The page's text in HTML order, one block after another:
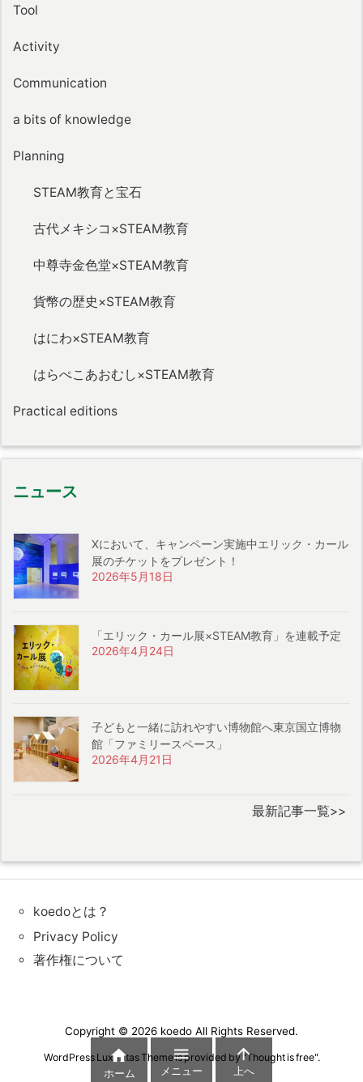
Tool
Activity
Communication
a bits of knowledge
Planning
STEAM教育と宝石
古代メキシコ×STEAM教育
中尊寺金色堂×STEAM教育
貨幣の歴史×STEAM教育
はにわ×STEAM教育
はらぺこあおむし×STEAM教育
Practical editions
ニュース
Xにおいて、キャンペーン実施中エリック・カール
展のチケットをプレゼント！
2026年5月18日
「エリック・カール展×STEAM教育」を連載予定
2026年4月24日
子どもと一緒に訪れやすい博物館へ東京国立博物
館「ファミリースペース」
2026年4月21日
最新記事一覧>>
koedoとは？
Privacy Policy
著作権について
Copyright © 2026 koedo All Rights Reserved.
WordPress Luxeritas Theme is provided by "Thought is free".

ホーム

メニュー

上へ